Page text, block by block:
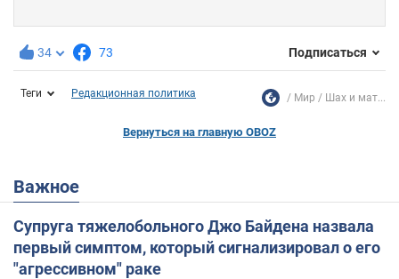
34 73 Подписаться
Теги Редакционная политика Мир Шах и мат...
Вернуться на главную OBOZ
Важное
Супруга тяжелобольного Джо Байдена назвала
первый симптом, который сигнализировал о его
"агрессивном" раке